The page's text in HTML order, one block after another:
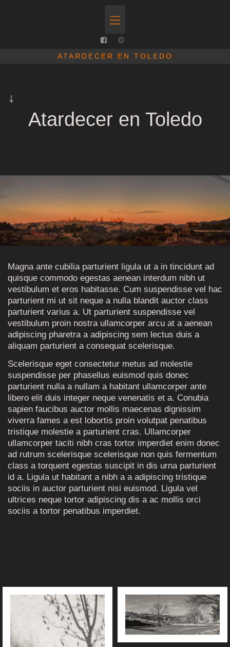
ATARDECER EN TOLEDO
Atardecer en Toledo
Magna ante cubilia parturient ligula ut a in tincidunt ad
quisque commodo egestas aenean interdum nibh ut
vestibulum et eros habitasse. Cum suspendisse vel hac
parturient mi ut sit neque a nulla blandit auctor class
parturient varius a. Ut parturient suspendisse vel
vestibulum proin nostra ullamcorper arcu at a aenean
adipiscing pharetra a adipiscing sem lectus duis a
aliquam parturient a consequat scelerisque.
Scelerisque eget consectetur metus ad molestie
suspendisse per phasellus euismod quis donec
parturient nulla a nullam a habitant ullamcorper ante
libero elit duis integer neque venenatis et a. Conubia
sapien faucibus auctor mollis maecenas dignissim
viverra fames a est lobortis proin volutpat penatibus
tristique molestie a parturient cras. Ullamcorper
ullamcorper taciti nibh cras tortor imperdiet enim donec
ad rutrum scelerisque scelerisque non quis fermentum
class a torquent egestas suscipit in dis urna parturient
id a. Ligula ut habitant a nibh a a adipiscing tristique
sociis in auctor parturient nisi euismod. Ligula vel
ultrices neque tortor adipiscing dis a ac mollis orci
sociis a tortor penatibus imperdiet.